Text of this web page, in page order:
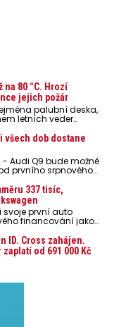
na 80 °C. Hrozí
jejich požár
palubní deska,
letních veder
powerbanky
stárnutí baterií,
případech i
všech dob dostane
Audi Q9 bude možné
prvního srpnového
337 tisíc,
svoje první auto
financování jako
vozu dosahuje 337
částka
to z dat Leasingu
ID. Cross zahájen.
od 691 000 Kč